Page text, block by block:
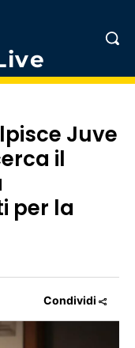
Juve
il
per la
Condividi